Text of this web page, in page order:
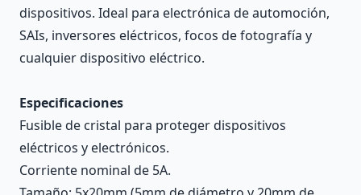
dispositivos. Ideal para electrónica de automoción,
SAIs, inversores eléctricos, focos de fotografía y
cualquier dispositivo eléctrico.
Especificaciones
Fusible de cristal para proteger dispositivos
eléctricos y electrónicos.
Corriente nominal de 5A.